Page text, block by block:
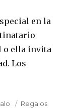
en la
o ella invita
Los
Tags
Regalos